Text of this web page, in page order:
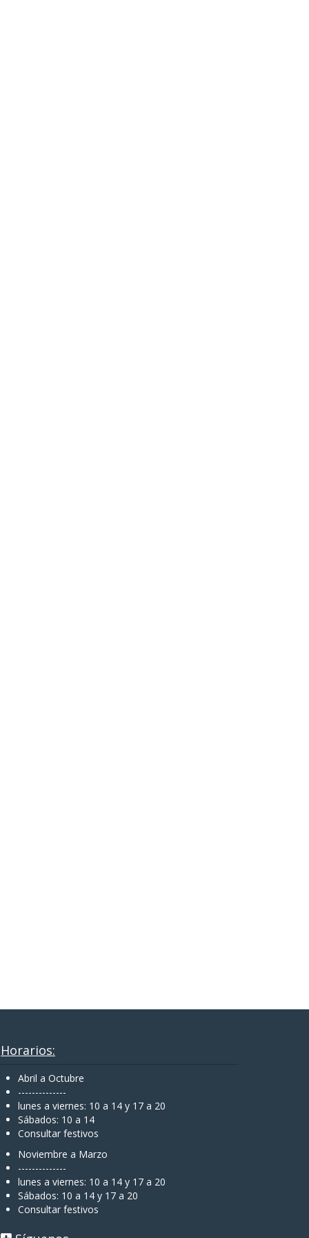
Horarios:
Abril a Octubre
--------------
lunes a viernes: 10 a 14 y 17 a 20
Sábados: 10 a 14
Consultar festivos
Noviembre a Marzo
--------------
lunes a viernes: 10 a 14 y 17 a 20
Sábados: 10 a 14 y 17 a 20
Consultar festivos